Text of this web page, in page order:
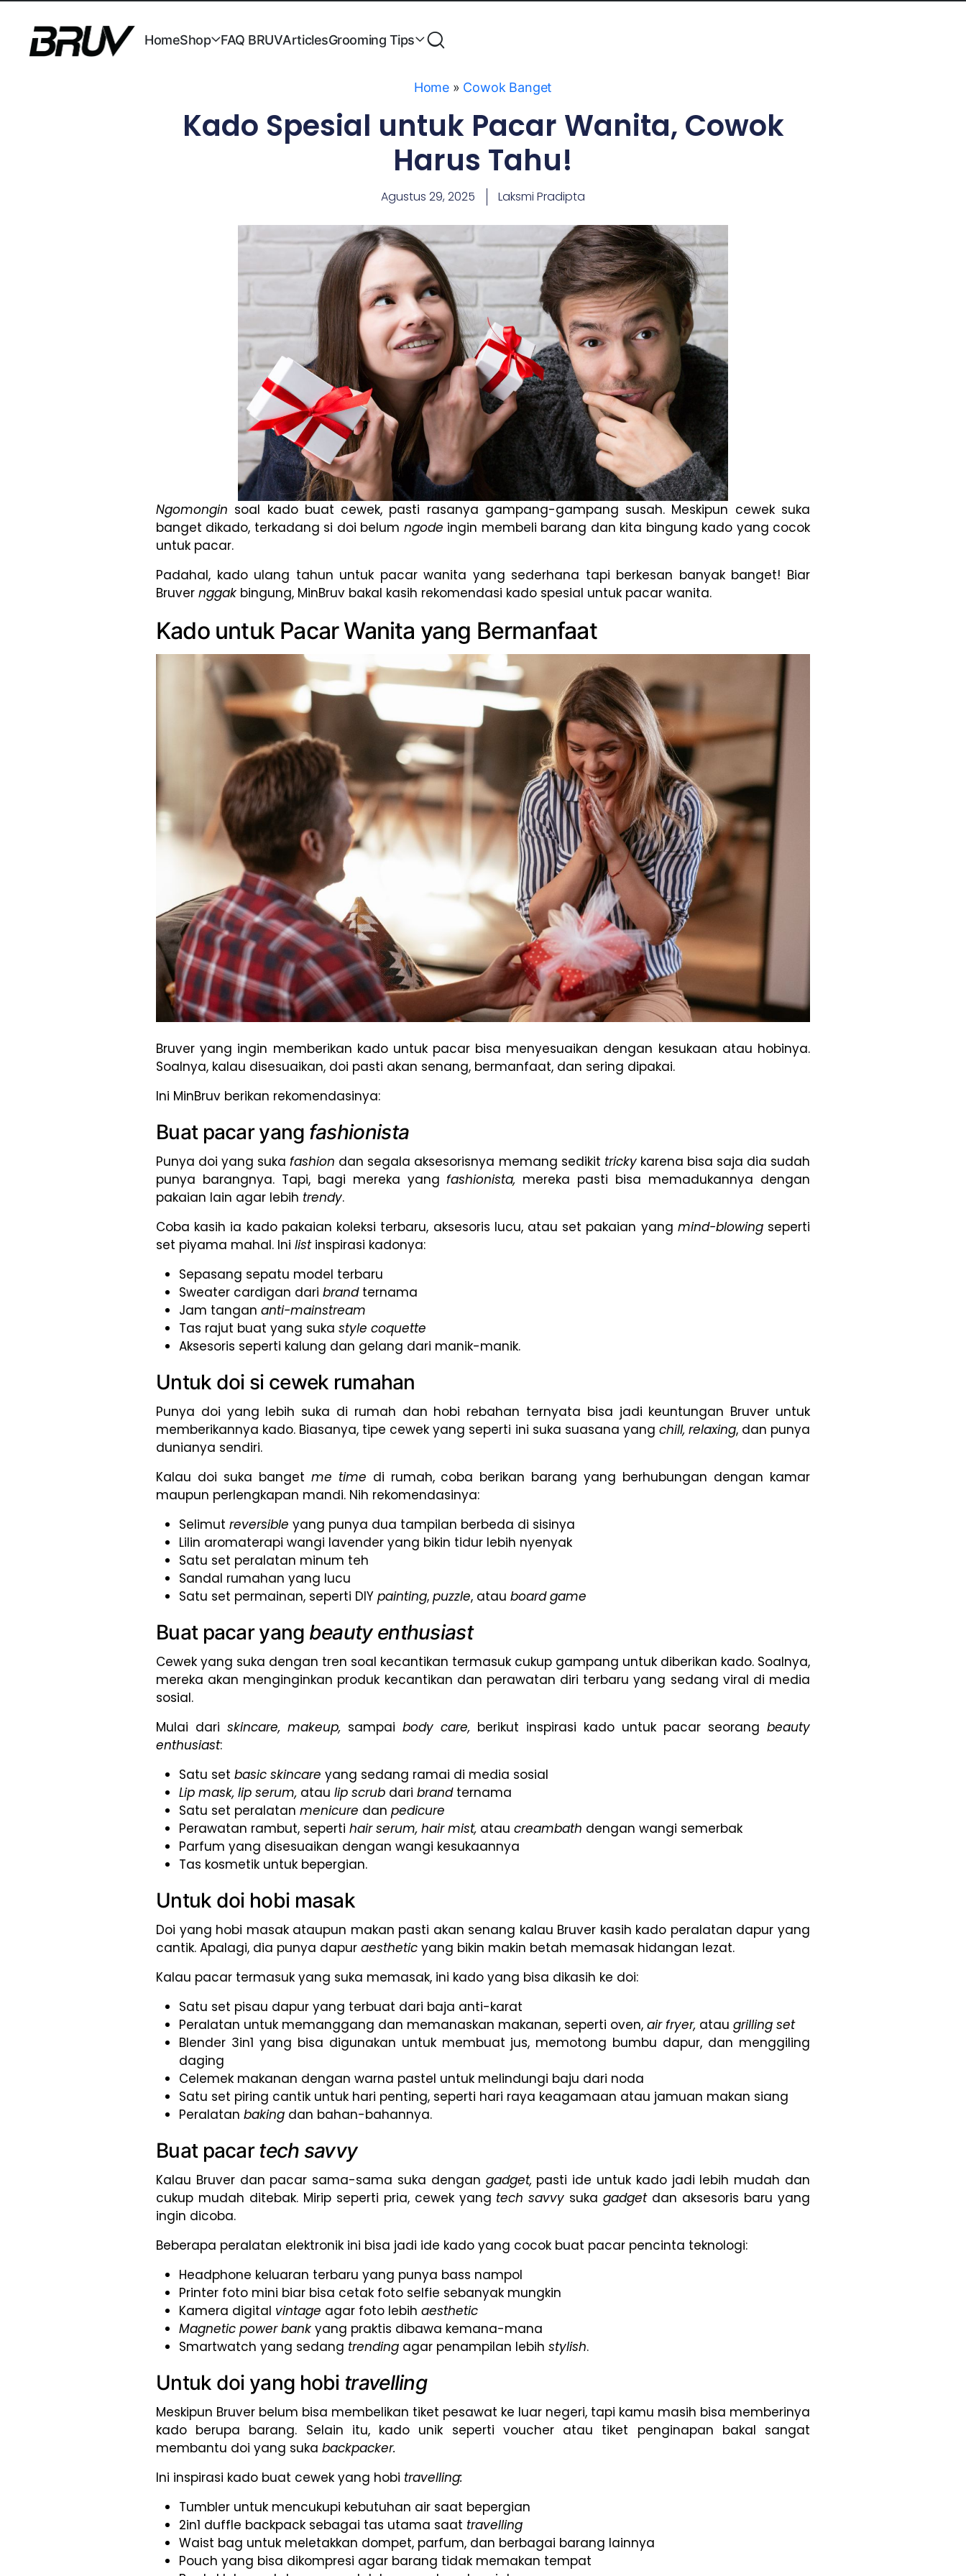
HomeShop FAQ BRUVArticlesGrooming Tips
Home» Cowok Banget
Kado Spesial untuk Pacar Wanita, Cowok
Harus Tahu!
Agustus 29, 2025 Laksmi Pradipta
Ngomongin soal kado buat cewek, pasti rasanya gampang-gampang susah. Meskipun cewek suka
banget dikado, terkadang si doi belum ngode ingin membeli barang dan kita bingung kado yang cocok
untuk pacar.
Padahal, kado ulang tahun untuk pacar wanita yang sederhana tapi berkesan banyak banget! Biar
Bruver nggak bingung, MinBruv bakal kasih rekomendasi kado spesial untuk pacar wanita.
Kado untuk Pacar Wanita yang Bermanfaat
Bruver yang ingin memberikan kado untuk pacar bisa menyesuaikan dengan kesukaan atau hobinya.
Soalnya, kalau disesuaikan, doi pasti akan senang, bermanfaat, dan sering dipakai.
Ini MinBruv berikan rekomendasinya:
Buat pacar yang fashionista
Punya doi yang sukafashion dan segala aksesorisnya memang sedikit tricky karena bisa saja dia sudah
punya barangnya. Tapi, bagi mereka yangfashionista, mereka pasti bisa memadukannya dengan
pakaian lain agar lebih trendy.
Coba kasih ia kado pakaian koleksi terbaru, aksesoris lucu, atau set pakaian yang mind-blowing seperti
set piyama mahal. Ini list inspirasi kadonya:
Sepasang sepatu model terbaru
Sweater cardigan dari brand ternama
Jam tangan anti-mainstream
Tas rajut buat yang suka style coquette
Aksesoris seperti kalung dan gelang dari manik-manik.
Untuk doi si cewek rumahan
Punya doi yang lebih suka di rumah dan hobi rebahan ternyata bisa jadi keuntungan Bruver untuk
memberikannya kado. Biasanya, tipe cewek yang seperti ini suka suasana yang chill, relaxing, dan punya
dunianya sendiri.
Kalau doi suka banget me time di rumah, coba berikan barang yang berhubungan dengan kamar
maupun perlengkapan mandi. Nih rekomendasinya:
Selimut reversible yang punya dua tampilan berbeda di sisinya
Lilin aromaterapi wangi lavender yang bikin tidur lebih nyenyak
Satu set peralatan minum teh
Sandal rumahan yang lucu
Satu set permainan, seperti DIY painting, puzzle, atau board game
Buat pacar yang beauty enthusiast
Cewek yang suka dengan tren soal kecantikan termasuk cukup gampang untuk diberikan kado. Soalnya,
mereka akan menginginkan produk kecantikan dan perawatan diri terbaru yang sedang viral di media
sosial.
Mulai dari skincare, makeup, sampai body care, berikut inspirasi kado untuk pacar seorang beauty
enthusiast:
Satu set basic skincare yang sedang ramai di media sosial
Lip mask, lip serum, atau lip scrub dari brand ternama
Satu set peralatan menicure dan pedicure
Perawatan rambut, seperti hair serum, hair mist, atau creambath dengan wangi semerbak
Parfum yang disesuaikan dengan wangi kesukaannya
Tas kosmetik untuk bepergian.
Untuk doi hobi masak
Doi yang hobi masak ataupun makan pasti akan senang kalau Bruver kasih kado peralatan dapur yang
cantik. Apalagi, dia punya dapur aesthetic yang bikin makin betah memasak hidangan lezat.
Kalau pacar termasuk yang suka memasak, ini kado yang bisa dikasih ke doi:
Satu set pisau dapur yang terbuat dari baja anti-karat
Peralatan untuk memanggang dan memanaskan makanan, seperti oven, air fryer, atau grilling set
Blender 3in1 yang bisa digunakan untuk membuat jus, memotong bumbu dapur, dan menggiling
daging
Celemek makanan dengan warna pastel untuk melindungi baju dari noda
Satu set piring cantik untuk hari penting, seperti hari raya keagamaan atau jamuan makan siang
Peralatan baking dan bahan-bahannya.
Buat pacartech savvy
Kalau Bruver dan pacar sama-sama suka dengan gadget, pasti ide untuk kado jadi lebih mudah dan
cukup mudah ditebak. Mirip seperti pria, cewek yang tech savvy sukagadget dan aksesoris baru yang
ingin dicoba.
Beberapa peralatan elektronik ini bisa jadi ide kado yang cocok buat pacar pencinta teknologi:
Headphone keluaran terbaru yang punya bass nampol
Printer foto mini biar bisa cetak foto selfie sebanyak mungkin
Kamera digital vintage agar foto lebih aesthetic
Magnetic power bank yang praktis dibawa kemana-mana
Smartwatch yang sedang trending agar penampilan lebih stylish.
Untuk doi yang hobi travelling
Meskipun Bruver belum bisa membelikan tiket pesawat ke luar negeri, tapi kamu masih bisa memberinya
kado berupa barang. Selain itu, kado unik seperti voucher atau tiket penginapan bakal sangat
membantu doi yang suka backpacker.
Ini inspirasi kado buat cewek yang hobi travelling:
Tumbler untuk mencukupi kebutuhan air saat bepergian
2in1 duffle backpack sebagai tas utama saat travelling
Waist bag untuk meletakkan dompet, parfum, dan berbagai barang lainnya
Pouch yang bisa dikompresi agar barang tidak memakan tempat